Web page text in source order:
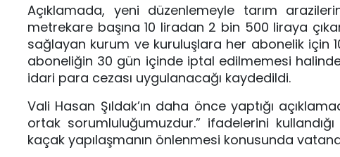
Açıklamada, yeni düzenlemeyle tarım
metrekare başına 10 liradan 2 bin 500 liraya
sağlayan kurum ve kuruluşlara her abonelik için
aboneliğin 30 gün içinde iptal edilmemesi
idari para cezası uygulanacağı kaydedildi.
Vali Hasan Şıldak’ın daha önce yaptığı
ortak sorumluluğumuzdur.” ifadelerini
kaçak yapılaşmanın önlenmesi konusunda